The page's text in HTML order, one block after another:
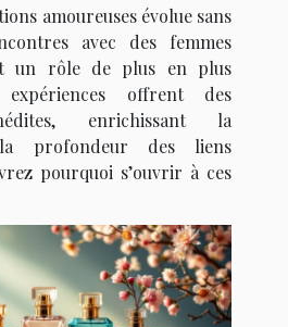
? amoureuses évolue sans
avec des femmes
un rôle de plus en plus
expériences offrent des
enrichissant la
profondeur des liens
pourquoi s’ouvrir à ces